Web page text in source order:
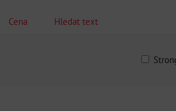
Cena Hledat text